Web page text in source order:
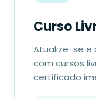
Curso
Atualize-se e
com cursos
certificado